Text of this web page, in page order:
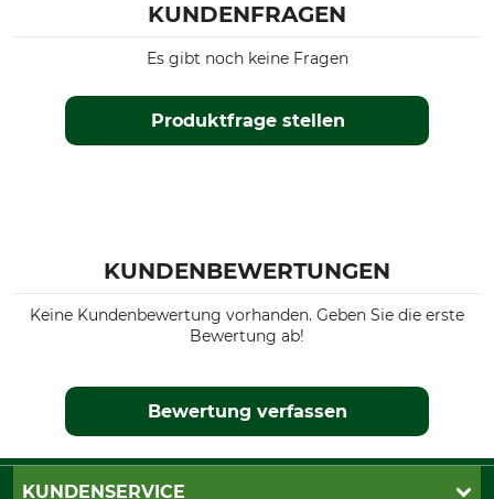
KUNDENFRAGEN
Produktfrage stellen
Es gibt noch keine Fragen
KUNDENBEWERTUNGEN
Keine Kundenbewertung vorhanden. Geben Sie die erste
Bewertung ab!
Bewertung verfassen
KUNDENSERVICE